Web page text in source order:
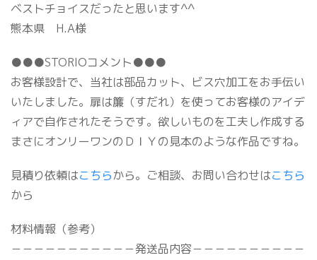
ベストチョイスだったと思います^^
熊本県 H.A様
●●●STORIOコメント●●●
お客様設計で、当社は部品カット、ビス穴加工をお手伝い
いたしました。扉は簾（すだれ）を使ってお客様のアイデ
ィアで自作されたそうです。欲しいものを工夫し作成する
まさにオンリーワンのＤＩＹの見本のような作品ですね。
見積り依頼はこちらから。ご相談、お問い合わせはこちら
から
材料情報（参考）
－－－－－－－－－－－発送品内容－－－－－－－－－－